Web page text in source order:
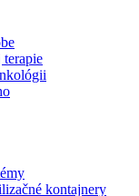
katalóg B.
portfóliom.​
nás.
terapie
kontajnery